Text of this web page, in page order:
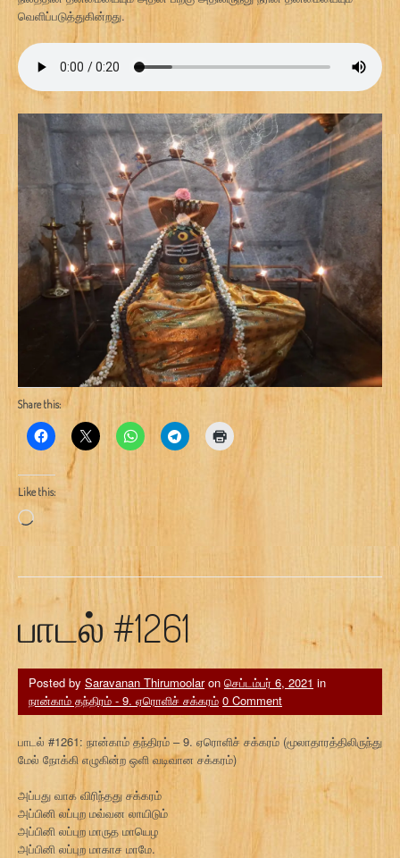
வெளிப்படுத்துகின்றது.
Share this:
Like this:
Loading…
பாடல் #1261
Posted by Saravanan Thirumoolaron செப்டம்பர் 6, 2021 in
நான்காம் தந்திரம் - 9. ஏரொளிச் சக்கரம் 0 Comment
பாடல் #1261: நான்காம் தந்திரம் – 9. ஏரொளிச் சக்கரம் (மூலாதாரத்திலிருந்து
மேல் நோக்கி எழுகின்ற ஒளி வடிவான சக்கரம்)
அப்பது வாக விரிந்தது சக்கரம்
அப்பினி லப்புற மவ்வன லாயிடும்
அப்பினி லப்புற மாருத மாயெழ
அப்பினி லப்புற மாகாச மாமே.